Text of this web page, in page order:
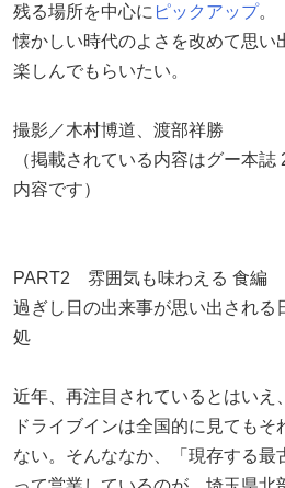
残る場所を中心に ピックアップ。
懐かしい時代のよさを改めて思い
楽しんでもらいたい。
撮影／木村博道、渡部祥勝
（掲載されている内容はグー本
内容です）
PART2 雰囲気も味わえる 食編
過ぎし日の出来事が思い出される
処
近年、再注目されているとはいえ
ドライブインは全国的に見ても
ない。そんななか、「現存する最